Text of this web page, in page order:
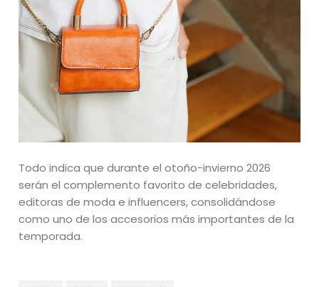
Todo indica que durante el otoño-invierno 2026
serán el complemento favorito de celebridades,
editoras de moda e influencers, consolidándose
como uno de los accesorios más importantes de la
temporada.